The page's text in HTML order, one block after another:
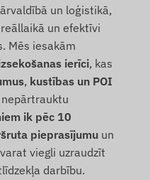
un loģistikā,
un efektīvi
Mēs iesakām
ierīci, kas
, kustības un POI
ik pēc 10
pieprasījumu un
viegli uzraudzīt
darbību.